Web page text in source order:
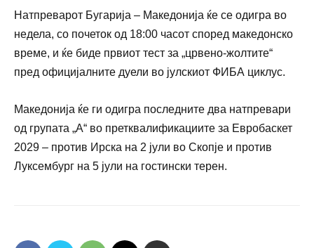
Натпреварот Бугарија – Македонија ќе се одигра во
недела, со почеток од 18:00 часот според македонско
време, и ќе биде првиот тест за „црвено-жолтите“
пред официјалните дуели во јулскиот ФИБА циклус.
Македонија ќе ги одигра последните два натпревари
од групата „А“ во претквалификациите за Евробаскет
2029 – против Ирска на 2 јули во Скопје и против
Луксембург на 5 јули на гостински терен.